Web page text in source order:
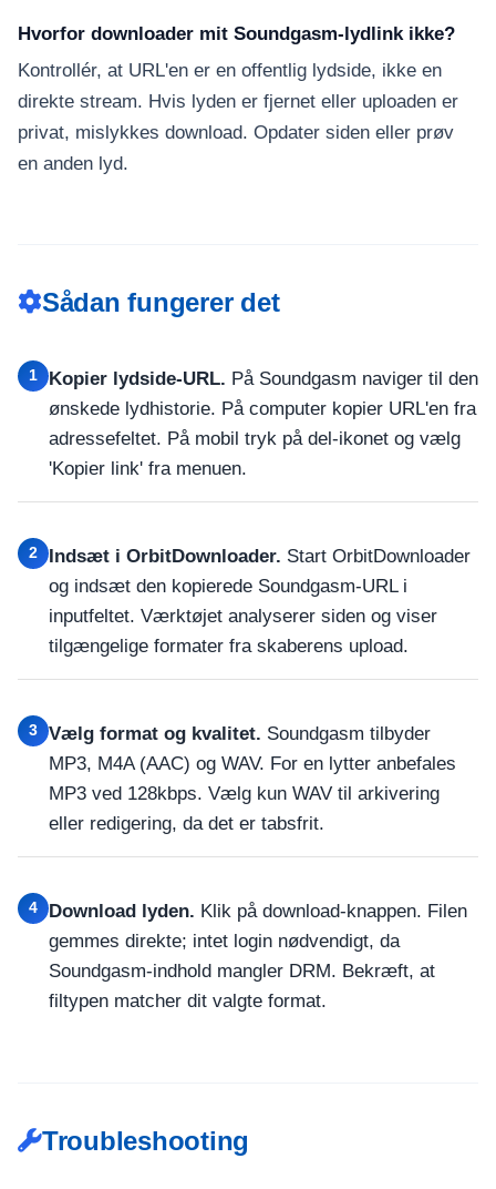
Hvorfor downloader mit Soundgasm-lydlink ikke?
Kontrollér, at URL'en er en offentlig lydside, ikke en
direkte stream. Hvis lyden er fjernet eller uploaden er
privat, mislykkes download. Opdater siden eller prøv
en anden lyd.
Sådan fungerer det
1 Kopier lydside-URL. På Soundgasm naviger til den
ønskede lydhistorie. På computer kopier URL'en fra
adressefeltet. På mobil tryk på del-ikonet og vælg
'Kopier link' fra menuen.
2 Indsæt i OrbitDownloader. Start OrbitDownloader
og indsæt den kopierede Soundgasm-URL i
inputfeltet. Værktøjet analyserer siden og viser
tilgængelige formater fra skaberens upload.
3 Vælg format og kvalitet. Soundgasm tilbyder
MP3, M4A (AAC) og WAV. For en lytter anbefales
MP3 ved 128kbps. Vælg kun WAV til arkivering
eller redigering, da det er tabsfrit.
4 Download lyden. Klik på download-knappen. Filen
gemmes direkte; intet login nødvendigt, da
Soundgasm-indhold mangler DRM. Bekræft, at
filtypen matcher dit valgte format.
Troubleshooting